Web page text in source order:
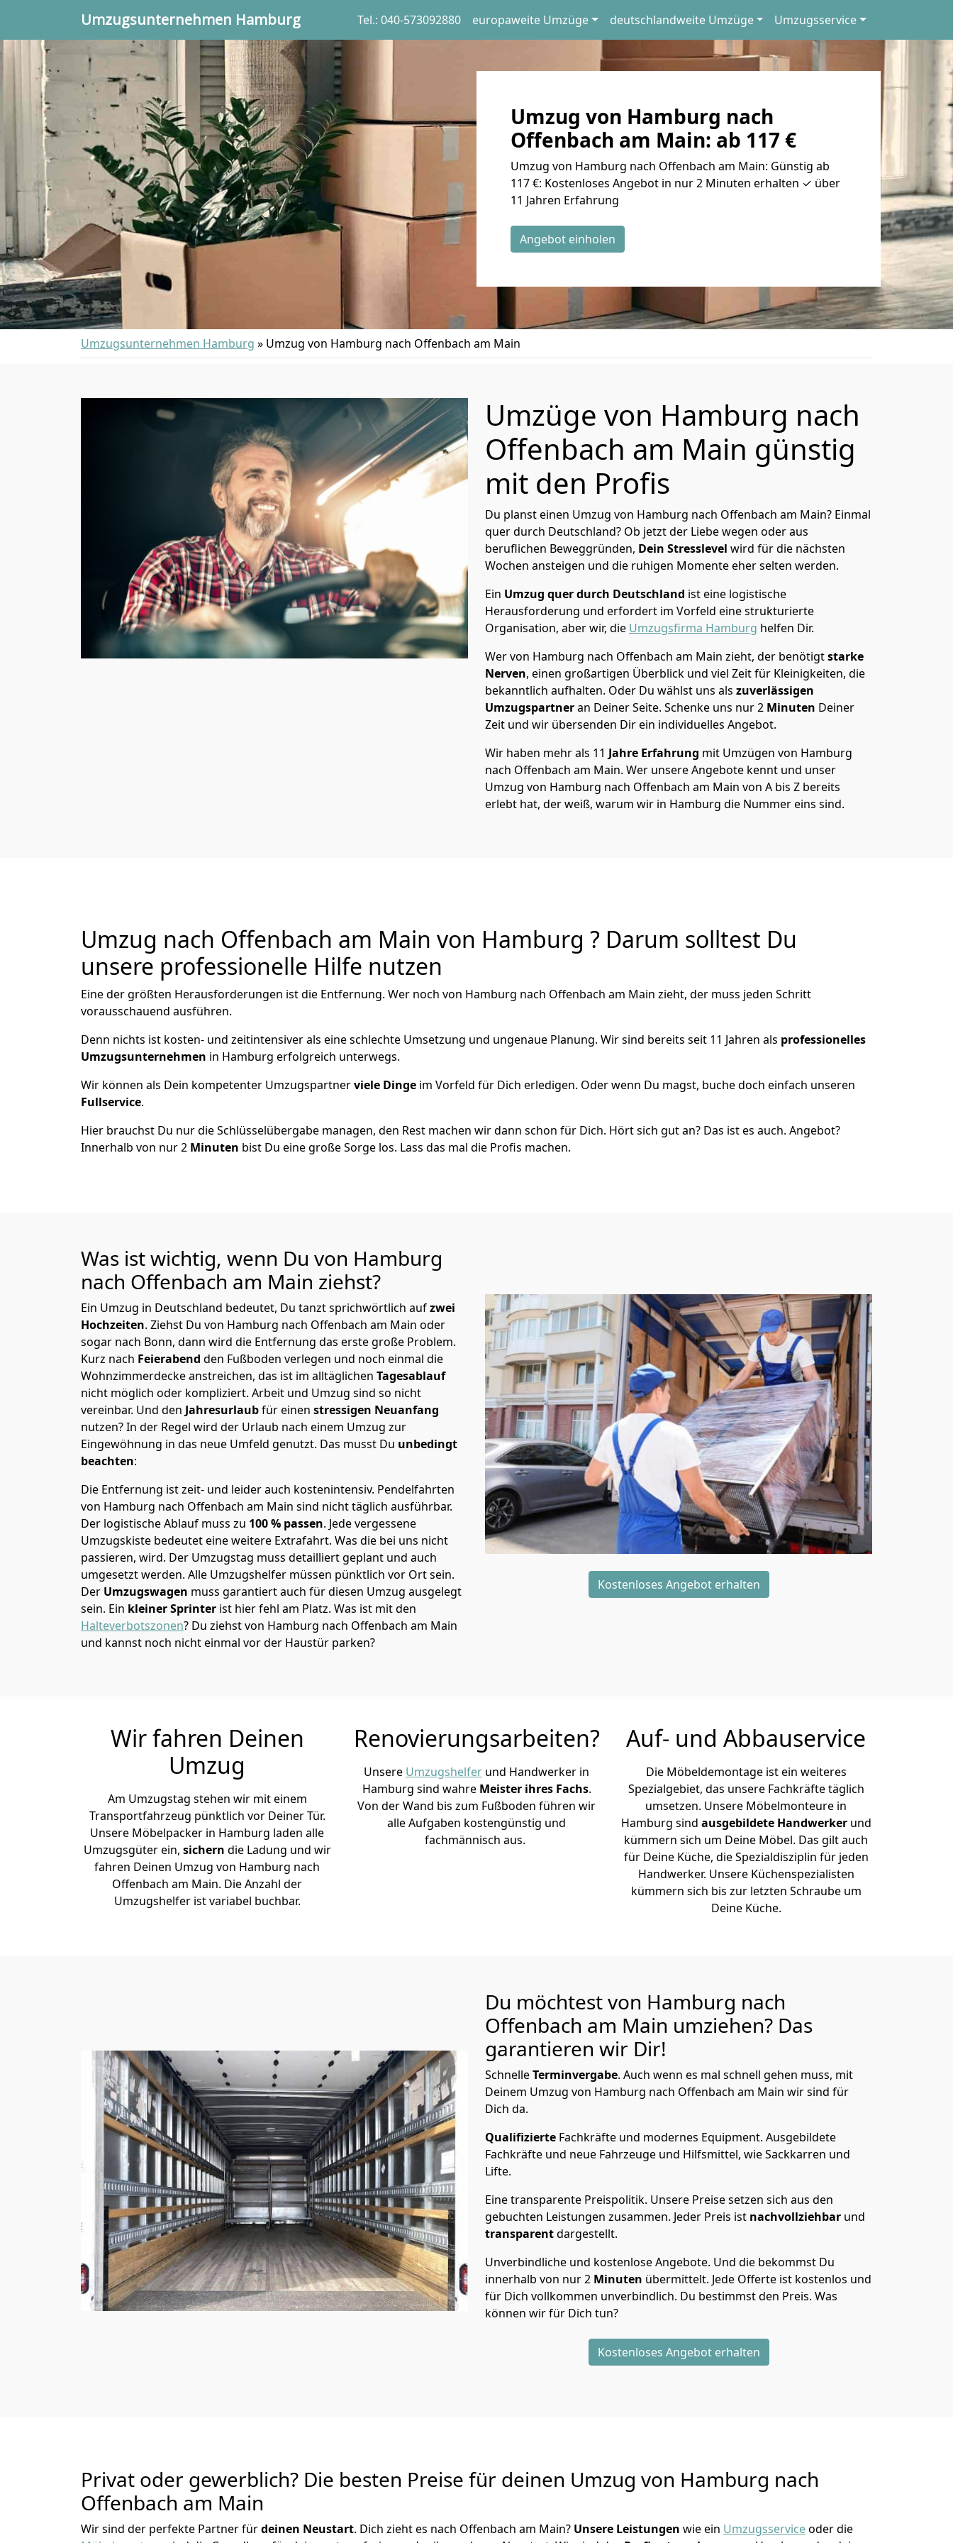
Umzugsunternehmen Hamburg Tel.: 040-573092880 europaweite Umzüge deutschlandweite Umzüge Umzugsservice
Umzug von Hamburg nach
Offenbach am Main: ab 117 €
Umzug von Hamburg nach Offenbach am Main: Günstig ab
117 €: Kostenloses Angebot in nur 2 Minuten erhalten ✓ über
11 Jahren Erfahrung
Angebot einholen
Umzugsunternehmen Hamburg » Umzug von Hamburg nach Offenbach am Main
Umzüge von Hamburg nach
Offenbach am Main günstig
mit den Profis
Du planst einen Umzug von Hamburg nach Offenbach am Main? Einmal
quer durch Deutschland? Ob jetzt der Liebe wegen oder aus
beruflichen Beweggründen, Dein Stresslevel wird für die nächsten
Wochen ansteigen und die ruhigen Momente eher selten werden.
Ein Umzug quer durch Deutschland ist eine logistische
Herausforderung und erfordert im Vorfeld eine strukturierte
Organisation, aber wir, die Umzugsfirma Hamburg helfen Dir.
Wer von Hamburg nach Offenbach am Main zieht, der benötigtstarke
Nerven, einen großartigen Überblick und viel Zeit für Kleinigkeiten, die
bekanntlich aufhalten. Oder Du wählst uns als zuverlässigen
Umzugspartneran Deiner Seite. Schenke uns nur2 Minuten Deiner
Zeit und wir übersenden Dir ein individuelles Angebot.
Wir haben mehr als 11 Jahre Erfahrung mit Umzügen von Hamburg
nach Offenbach am Main. Wer unsere Angebote kennt und unser
Umzug von Hamburg nach Offenbach am Main von A bis Z bereits
erlebt hat, der weiß, warum wir in Hamburg die Nummer eins sind.
Umzug nach Offenbach am Main von Hamburg ? Darum solltest Du
unsere professionelle Hilfe nutzen
Eine der größten Herausforderungen ist die Entfernung. Wer noch von Hamburg nach Offenbach am Main zieht, der muss jeden Schritt
vorausschauend ausführen.
Denn nichts ist kosten- und zeitintensiver als eine schlechte Umsetzung und ungenaue Planung. Wir sind bereits seit 11 Jahren als professionelles
Umzugsunternehmen in Hamburg erfolgreich unterwegs.
Wir können als Dein kompetenter Umzugspartnerviele Dinge im Vorfeld für Dich erledigen. Oder wenn Du magst, buche doch einfach unseren
Fullservice.
Hier brauchst Du nur die Schlüsselübergabe managen, den Rest machen wir dann schon für Dich. Hört sich gut an? Das ist es auch. Angebot?
Innerhalb von nur 2 Minuten bist Du eine große Sorge los. Lass das mal die Profis machen.
Was ist wichtig, wenn Du von Hamburg
nach Offenbach am Main ziehst?
Ein Umzug in Deutschland bedeutet, Du tanzt sprichwörtlich aufzwei
Hochzeiten. Ziehst Du von Hamburg nach Offenbach am Main oder
sogar nach Bonn, dann wird die Entfernung das erste große Problem.
Kurz nach Feierabend den Fußboden verlegen und noch einmal die
Wohnzimmerdecke anstreichen, das ist im alltäglichen Tagesablauf
nicht möglich oder kompliziert. Arbeit und Umzug sind so nicht
vereinbar. Und den Jahresurlaubfür einen stressigen Neuanfang
nutzen? In der Regel wird der Urlaub nach einem Umzug zur
Eingewöhnung in das neue Umfeld genutzt. Das musst Du unbedingt
beachten:
Die Entfernung ist zeit- und leider auch kostenintensiv. Pendelfahrten
von Hamburg nach Offenbach am Main sind nicht täglich ausführbar.
Der logistische Ablauf muss zu 100 % passen. Jede vergessene
Umzugskiste bedeutet eine weitere Extrafahrt. Was die bei uns nicht
passieren, wird. Der Umzugstag muss detailliert geplant und auch
umgesetzt werden. Alle Umzugshelfer müssen pünktlich vor Ort sein.
Der Umzugswagen muss garantiert auch für diesen Umzug ausgelegt
sein. Ein kleiner Sprinter ist hier fehl am Platz. Was ist mit den
Halteverbotszonen? Du ziehst von Hamburg nach Offenbach am Main
und kannst noch nicht einmal vor der Haustür parken?
Kostenloses Angebot erhalten
Wir fahren Deinen
Umzug
Am Umzugstag stehen wir mit einem
Transportfahrzeug pünktlich vor Deiner Tür.
Unsere Möbelpacker in Hamburg laden alle
Umzugsgüter ein, sichern die Ladung und wir
fahren Deinen Umzug von Hamburg nach
Offenbach am Main. Die Anzahl der
Umzugshelfer ist variabel buchbar.
Renovierungsarbeiten?
Unsere Umzugshelfer und Handwerker in
Hamburg sind wahre Meister ihres Fachs.
Von der Wand bis zum Fußboden führen wir
alle Aufgaben kostengünstig und
fachmännisch aus.
Auf- und Abbauservice
Die Möbeldemontage ist ein weiteres
Spezialgebiet, das unsere Fachkräfte täglich
umsetzen. Unsere Möbelmonteure in
Hamburg sind ausgebildete Handwerker und
kümmern sich um Deine Möbel. Das gilt auch
für Deine Küche, die Spezialdisziplin für jeden
Handwerker. Unsere Küchenspezialisten
kümmern sich bis zur letzten Schraube um
Deine Küche.
Du möchtest von Hamburg nach
Offenbach am Main umziehen? Das
garantieren wir Dir!
SchnelleTerminvergabe. Auch wenn es mal schnell gehen muss, mit
Deinem Umzug von Hamburg nach Offenbach am Main wir sind für
Dich da.
Qualifizierte Fachkräfte und modernes Equipment. Ausgebildete
Fachkräfte und neue Fahrzeuge und Hilfsmittel, wie Sackkarren und
Lifte.
Eine transparente Preispolitik. Unsere Preise setzen sich aus den
gebuchten Leistungen zusammen. Jeder Preis ist nachvollziehbar und
transparentdargestellt.
Unverbindliche und kostenlose Angebote. Und die bekommst Du
innerhalb von nur2 Minuten übermittelt. Jede Offerte ist kostenlos und
für Dich vollkommen unverbindlich. Du bestimmst den Preis. Was
können wir für Dich tun?
Kostenloses Angebot erhalten
Privat oder gewerblich? Die besten Preise für deinen Umzug von Hamburg nach
Offenbach am Main
Wir sind der perfekte Partner fürdeinen Neustart. Dich zieht es nach Offenbach am Main? Unsere Leistungen wie ein Umzugsserviceoder die